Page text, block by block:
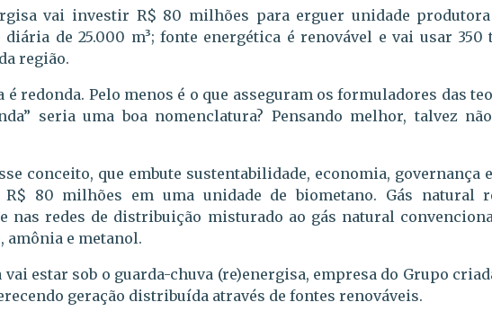
vai investir R$ 80 milhões para erguer unidade
diária de 25.000 m³; fonte energética é renovável e vai usar
região.
é redonda. Pelo menos é o que asseguram os formuladores das
seria uma boa nomenclatura? Pensando melhor, talvez
conceito, que embute sustentabilidade, economia, governança
R$ 80 milhões em uma unidade de biometano. Gás natural
nas redes de distribuição misturado ao gás natural
amônia e metanol.
estar sob o guarda-chuva (re)energisa, empresa do Grupo
geração distribuída através de fontes renováveis.